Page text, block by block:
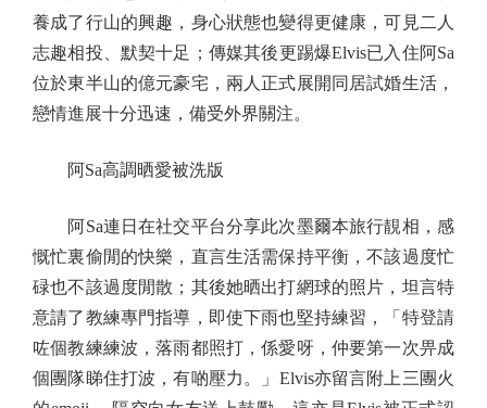
養成了行山的興趣，身心狀態也變得更健康，可見二人
志趣相投、默契十足；傳媒其後更踢爆Elvis已入住阿Sa
位於東半山的億元豪宅，兩人正式展開同居試婚生活，
戀情進展十分迅速，備受外界關注。
阿Sa高調晒愛被洗版
阿Sa連日在社交平台分享此次墨爾本旅行靚相，感
慨忙裏偷閒的快樂，直言生活需保持平衡，不該過度忙
碌也不該過度閒散；其後她晒出打網球的照片，坦言特
意請了教練專門指導，即使下雨也堅持練習，「特登請
咗個教練練波，落雨都照打，係愛呀，仲要第一次畀成
個團隊睇住打波，有啲壓力。」Elvis亦留言附上三團火